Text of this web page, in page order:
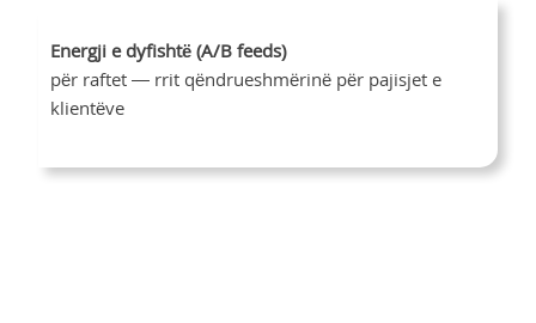
Energji e dyfishtë (A/B feeds)
për raftet — rrit qëndrueshmërinë për pajisjet e
klientëve